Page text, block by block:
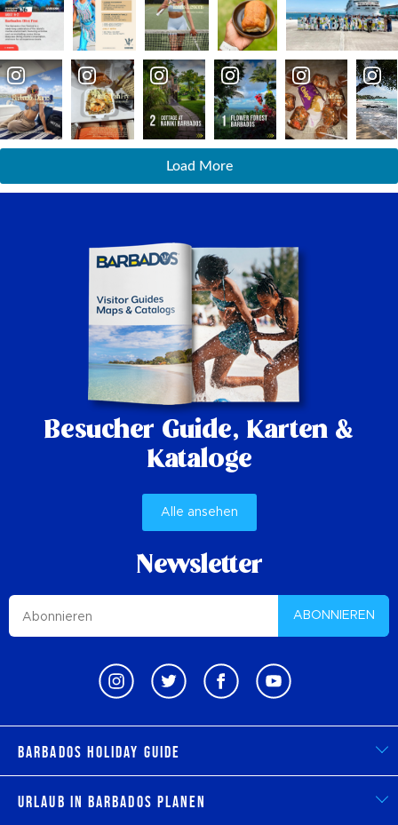
Load More
Besucher Guide, Karten &
Kataloge
Alle ansehen
Newsletter
ABONNIEREN
Barbados Holiday Guide
Urlaub in Barbados planen